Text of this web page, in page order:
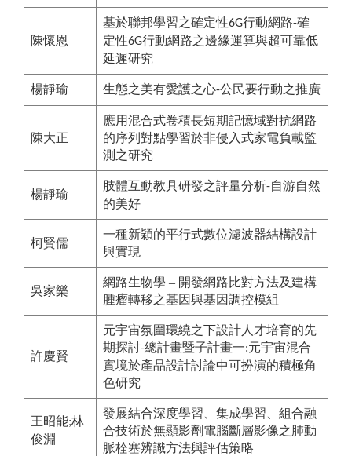
陳懷恩
基於聯邦學習之確定性6G行動網路-確
定性6G行動網路之邊緣運算與超可靠低
延遲研究
楊靜瑜 生態之美有愛護之心-公民要行動之推廣
陳大正
應用混合式卷積長短期記憶域對抗網路
的序列對點學習於非侵入式家電負載監
測之研究
楊靜瑜
肢體互動教具研發之評量分析-自游自然
的美好
柯賢儒
一種新穎的平行式數位濾波器結構設計
與實現
吳家樂
網路生物學 – 開發網路比對方法及建構
腫瘤轉移之基因與基因調控模組
許慶賢
元宇宙氛圍環繞之下設計人才培育的先
期探討-總計畫暨子計畫一:元宇宙混合
實境於產品設計討論中可扮演的積極角
色研究
王昭能;林
俊淵
發展結合深度學習、集成學習、組合融
合技術於無顯影劑電腦斷層影像之肺動
脈栓塞辨識方法與評估策略